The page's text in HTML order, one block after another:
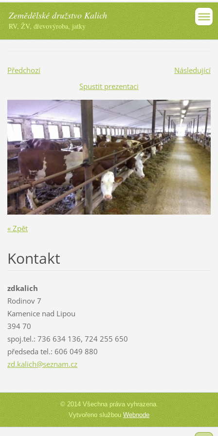
Zemědělské družstvo Kalich
RV, ŽV, dřevovýroba, jatky
Předchozí
Následující
Spustit prezentaci
« Zpět
Kontakt
zdkalich
Rodinov 7
Kamenice nad Lipou
394 70
spoj.tel.: 736 634 136, 724 255 650
předseda tel.: 606 049 880
zd.kalich@seznam.cz
© 2014 Všechna práva vyhrazena.
Vytvořeno službouWebnode